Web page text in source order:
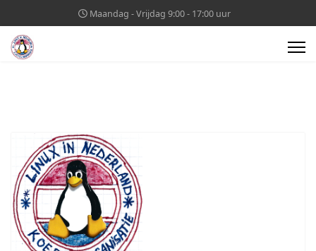
Maandag - Vrijdag 9:00 - 17:00 uur